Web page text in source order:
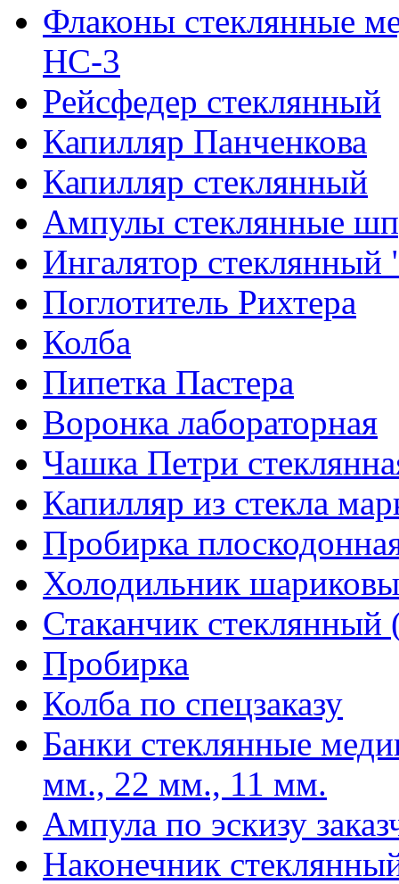
Флаконы стеклянные
НС-3
Рейсфедер стеклянный
Капилляр Панченкова
Капилляр стеклянный
Ампулы стеклянные
Ингалятор
Поглотитель Рихтера
Колба
Пипетка Пастера
Воронка лабораторная
Чашка Петри
Капилляр из стекла
Пробирка
Холодильник
Стаканчик
Пробирка
Колба по спецзаказу
Банки стеклянные
мм., 22 мм., 11 мм.
Ампула по эскизу
Наконечник